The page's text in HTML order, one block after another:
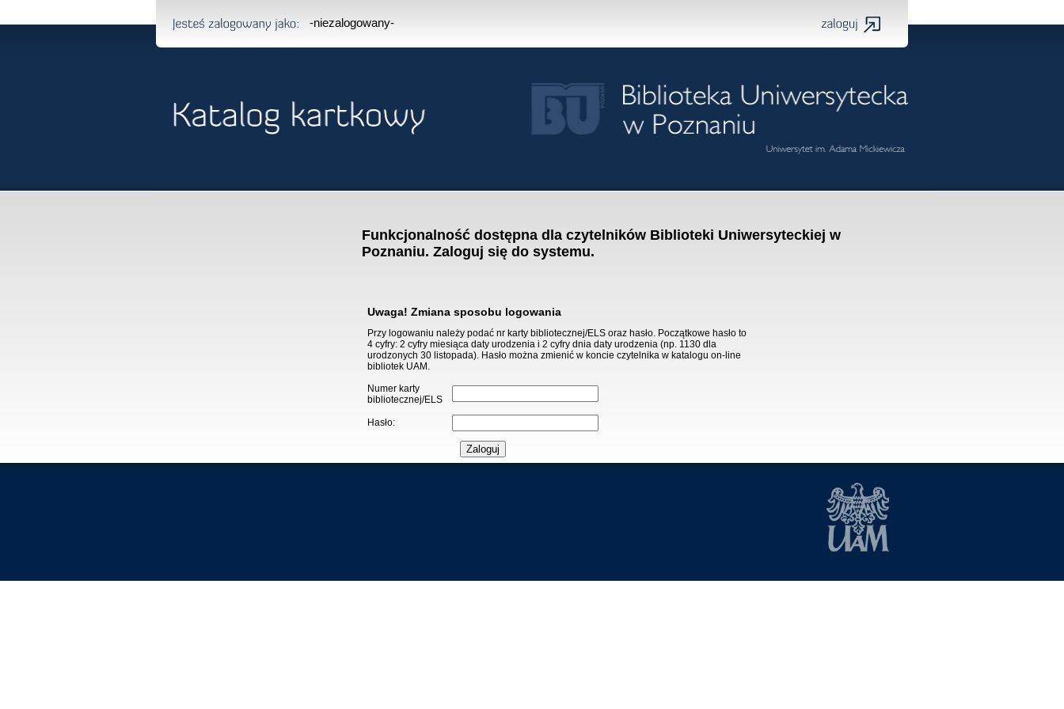
-niezalogowany-
Funkcjonalność dostępna dla czytelników Biblioteki Uniwersyteckiej w
Poznaniu. Zaloguj się do systemu.
Uwaga! Zmiana sposobu logowania
Przy logowaniu należy podać nr karty bibliotecznej/ELS oraz hasło. Początkowe hasło to
4 cyfry: 2 cyfry miesiąca daty urodzenia i 2 cyfry dnia daty urodzenia (np. 1130 dla
urodzonych 30 listopada). Hasło można zmienić w koncie czytelnika w katalogu on-line
bibliotek UAM.
Numer karty
bibliotecznej/ELS
Hasło: